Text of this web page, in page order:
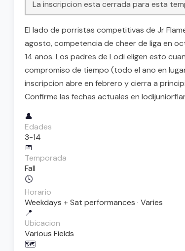
La inscripcion esta cerrada para esta
El lado de porristas competitivas de Jr
agosto, competencia de cheer de liga en
14 anos. Los padres de Lodi eligen esto
compromiso de tiempo (todo el ano en
inscripcion abre en febrero y cierra a
Confirme las fechas actuales en
👤
Edades
3-14
📅
Temporada
Fall
🕓
Horario
Weekdays + Sat performances · Varies
📍
Ubicacion
Various Fields
🗺️